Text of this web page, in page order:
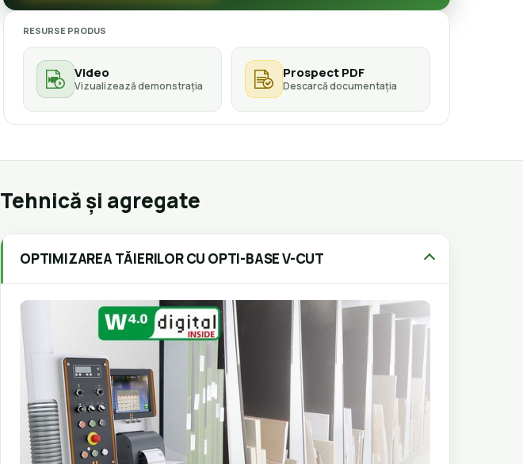
RESURSE PRODUS
Video
Vizualizează demonstrația
Prospect PDF
Descarcă documentația
Tehnică și agregate
OPTIMIZAREA TĂIERILOR CU OPTI-BASE V-CUT